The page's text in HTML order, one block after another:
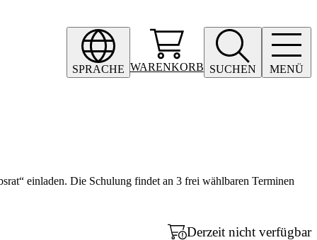
SPRACHE WARENKORB SUCHEN MENÜ
einladen. Die Schulung findet an 3 frei wählbaren Terminen
Derzeit nicht verfügbar